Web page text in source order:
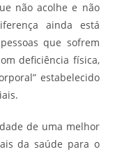
não acolhe e não
ainda está
que sofrem
deficiência física,
estabelecido
de uma melhor
da saúde para o